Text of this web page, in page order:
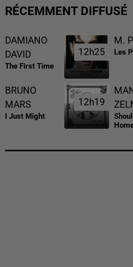
RÉCEMMENT DIFFUSÉ
DAMIANO
DAVID
The First Time
12h25
12h25
M.
Les
BRUNO
MARS
I Just Might
12h19
12h19